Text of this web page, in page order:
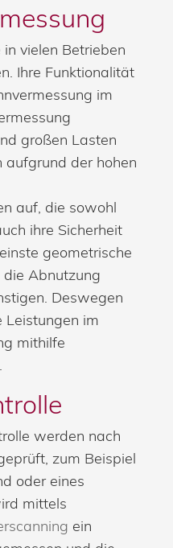
vielen Betrieben
Ihre Funktionalität
im
großen Lasten
der hohen
auf, die sowohl
ihre Sicherheit
geometrische
Abnutzung
Deswegen
Leistungen im
mithilfe
werden nach
zum Beispiel
oder eines
mittels
ein